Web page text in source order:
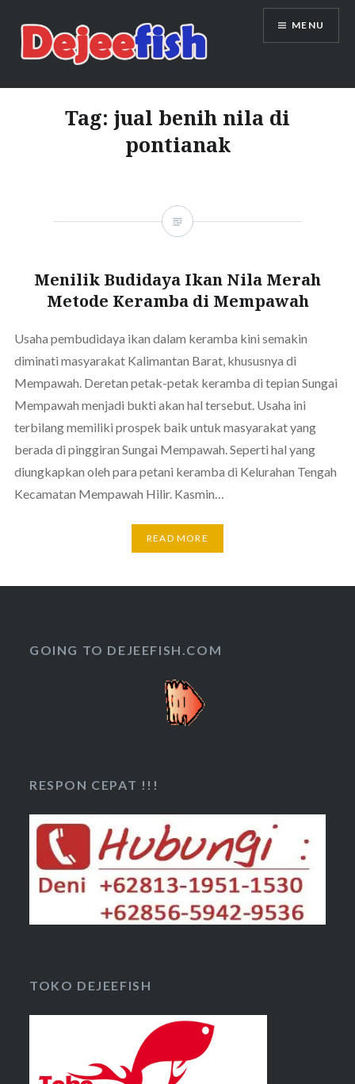
content
DEJEEFISH | PRODUSEN BENIH
IKAN BERKUALITAS INDONESIA
MENU
Tag: jual benih nila di
pontianak
Menilik Budidaya Ikan Nila Merah
Metode Keramba di Mempawah
Usaha pembudidaya ikan dalam keramba kini semakin
diminati masyarakat Kalimantan Barat, khususnya di
Mempawah. Deretan petak-petak keramba di tepian Sungai
Mempawah menjadi bukti akan hal tersebut. Usaha ini
terbilang memiliki prospek baik untuk masyarakat yang
berada di pinggiran Sungai Mempawah. Seperti hal yang
diungkapkan oleh para petani keramba di Kelurahan Tengah
Kecamatan Mempawah Hilir. Kasmin…
READ MORE
GOING TO DEJEEFISH.COM
RESPON CEPAT !!!
TOKO DEJEEFISH